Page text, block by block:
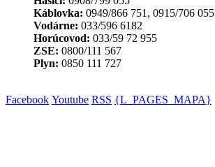
Káblovka: 0949/866 751, 0915/706 055
Vodárne: 033/596 6182
Horúcovod: 033/59 72 955
ZSE: 0800/111 567
Plyn: 0850 111 727
Facebook Youtube RSS {L_PAGES_MAPA}